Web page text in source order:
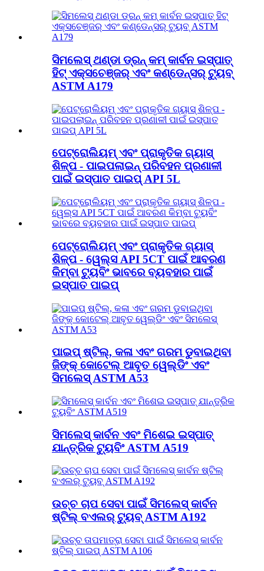
ସିମଲେସ୍ ଥଣ୍ଡା ଡ୍ରନ୍ କମ୍ କାର୍ବନ ଇସ୍ପାତ୍
ହିଟ୍ ଏକ୍ସଚେଞ୍ଜର୍ ଏବଂ କଣ୍ଡେନ୍ସର୍ ଟ୍ୟୁବ୍
ASTM A179
ପେଟ୍ରୋଲିୟମ୍ ଏବଂ ପ୍ରାକୃତିକ ଗ୍ୟାସ୍
ଶିଳ୍ପ - ପାଇପଲାଇନ୍ ପରିବହନ ପ୍ରଣାଳୀ
ପାଇଁ ଇସ୍ପାତ ପାଇପ୍ API 5L
ପେଟ୍ରୋଲିୟମ୍ ଏବଂ ପ୍ରାକୃତିକ ଗ୍ୟାସ୍
ଶିଳ୍ପ - ୱେଲ୍ସ API 5CT ପାଇଁ ଆବରଣ
କିମ୍ବା ଟ୍ୟୁବିଂ ଭାବରେ ବ୍ୟବହାର ପାଇଁ
ଇସ୍ପାତ ପାଇପ୍
ପାଇପ୍ ଷ୍ଟିଲ୍, କଳା ଏବଂ ଗରମ ଡୁବାଇଥିବା
ଜିଙ୍କ୍ କୋଟେଲ୍ ଆବୃତ ୱେଲ୍ଡିଂ ଏବଂ
ସିମଲେସ୍ ASTM A53
ସିମଲେସ୍ କାର୍ବନ ଏବଂ ମିଶେଇ ଇସ୍ପାତ୍
ଯାନ୍ତ୍ରିକ ଟ୍ୟୁବିଂ ASTM A519
ଉଚ୍ଚ ଚାପ ସେବା ପାଇଁ ସିମଲେସ୍ କାର୍ବନ
ଷ୍ଟିଲ୍ ବଏଲର୍ ଟ୍ୟୁବ୍ ASTM A192